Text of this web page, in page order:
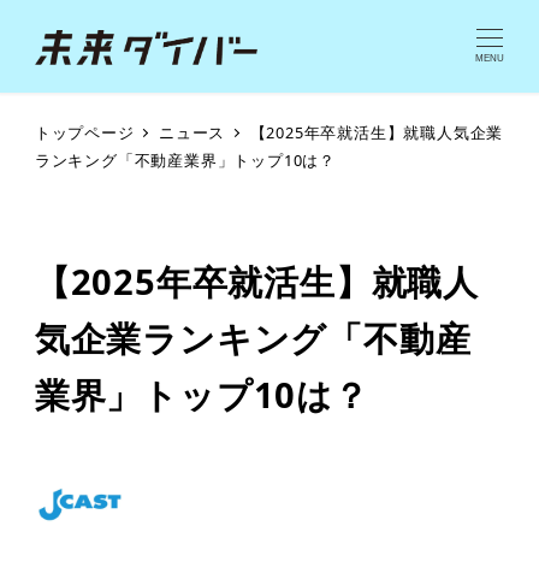
MENU
トップページ ニュース
【2025年卒就活生】就職人気企業
ランキング「不動産業界」トップ10は？
【2025年卒就活生】就職人
気企業ランキング「不動産
業界」トップ10は？